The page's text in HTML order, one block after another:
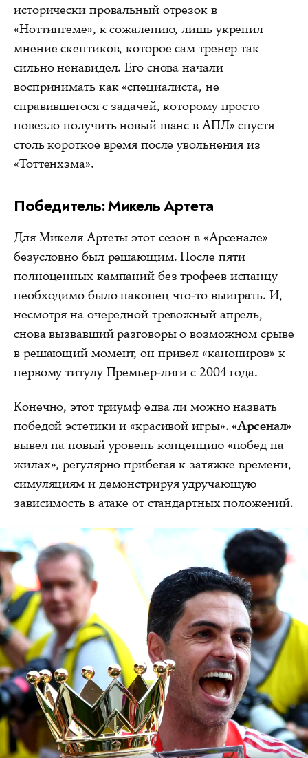
исторически провальный отрезок в
«Ноттингеме», к сожалению, лишь укрепил
мнение скептиков, которое сам тренер так
сильно ненавидел. Его снова начали
воспринимать как «специалиста, не
справившегося с задачей, которому просто
повезло получить новый шанс в АПЛ» спустя
столь короткое время после увольнения из
«Тоттенхэма».
Победитель: Микель Артета
Для Микеля Артеты этот сезон в «Арсенале»
безусловно был решающим. После пяти
полноценных кампаний без трофеев испанцу
необходимо было наконец что-то выиграть. И,
несмотря на очередной тревожный апрель,
снова вызвавший разговоры о возможном срыве
в решающий момент, он привел «канониров» к
первому титулу Премьер-лиги с 2004 года.
Конечно, этот триумф едва ли можно назвать
победой эстетики и «красивой игры».«Арсенал»
вывел на новый уровень концепцию «побед на
жилах», регулярно прибегая к затяжке времени,
симуляциям и демонстрируя удручающую
зависимость в атаке от стандартных положений.